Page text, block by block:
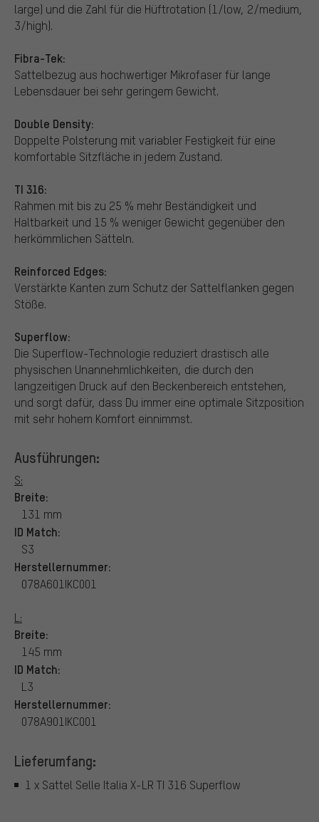
large) und die Zahl für die Hüftrotation (1/low, 2/medium,
3/high).
Fibra-Tek:
Sattelbezug aus hochwertiger Mikrofaser für lange
Lebensdauer bei sehr geringem Gewicht.
Double Density:
Doppelte Polsterung mit variabler Festigkeit für eine
komfortable Sitzfläche in jedem Zustand.
TI 316:
Rahmen mit bis zu 25 % mehr Beständigkeit und
Haltbarkeit und 15 % weniger Gewicht gegenüber den
herkömmlichen Sätteln.
Reinforced Edges:
Verstärkte Kanten zum Schutz der Sattelflanken gegen
Stöße.
Superflow:
Die Superflow-Technologie reduziert drastisch alle
physischen Unannehmlichkeiten, die durch den
langzeitigen Druck auf den Beckenbereich entstehen,
und sorgt dafür, dass Du immer eine optimale Sitzposition
mit sehr hohem Komfort einnimmst.
Ausführungen:
S:
Breite:
131 mm
ID Match:
S3
Herstellernummer:
078A601IKC001
L:
Breite:
145 mm
ID Match:
L3
Herstellernummer:
078A901IKC001
Lieferumfang:
1 x Sattel Selle Italia X-LR TI 316 Superflow